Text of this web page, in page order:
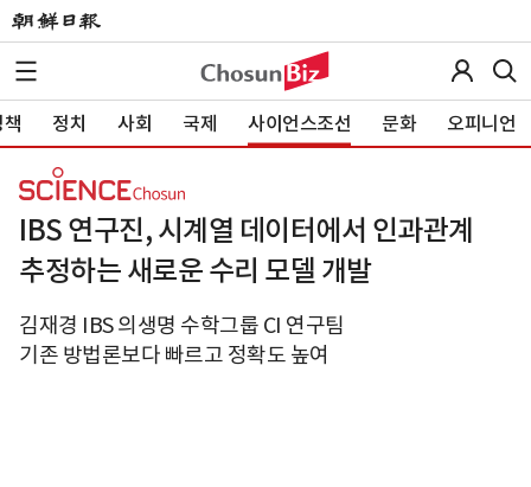
정치 사회 국제 사이언스조선 문화 오피니언
IBS 연구진, 시계열 데이터에서 인과관계
추정하는 새로운 수리 모델 개발
김재경 IBS 의생명 수학그룹 CI 연구팀
기존 방법론보다 빠르고 정확도 높여